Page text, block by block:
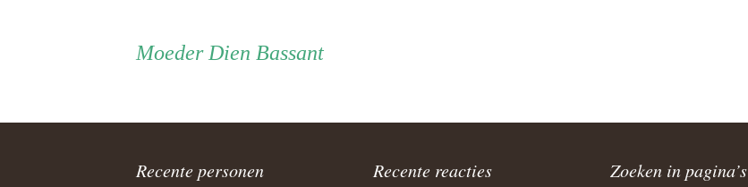
Persoon
ouder
navigatie
Moeder Moeder
Dien Bassant
Recente personen Recente reacties Zoeken in pagina’s